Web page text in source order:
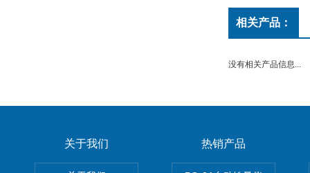
相关产品：
没有相关产品信息...
关于我们 热销产品